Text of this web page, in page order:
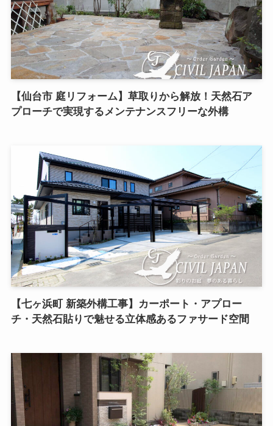
【仙台市 庭リフォーム】草取りから解放！天然石ア
プローチで実現するメンテナンスフリーな外構
【七ヶ浜町 新築外構工事】カーポート・アプロー
チ・天然石貼りで魅せる立体感あるファサード空間